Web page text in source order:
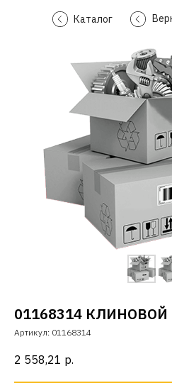
Каталог
01168314
Артикул: 01168314
2 558,21 р.